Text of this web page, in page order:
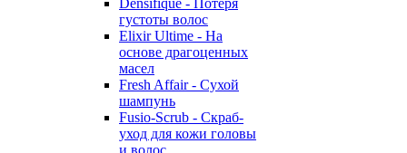
Densifique - Потеря
густоты волос
Elixir Ultime - На
основе драгоценных
масел
Fresh Affair - Сухой
шампунь
Fusio-Scrub - Скраб-
уход для кожи головы
и волос